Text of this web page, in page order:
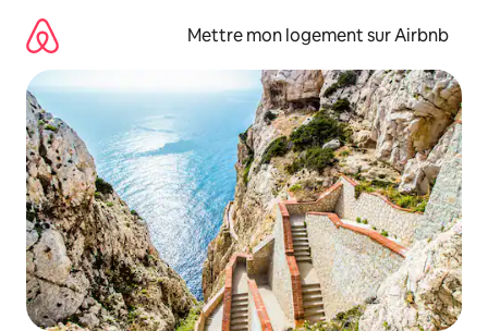
directement
contenu
Mettre mon logement sur Airbnb